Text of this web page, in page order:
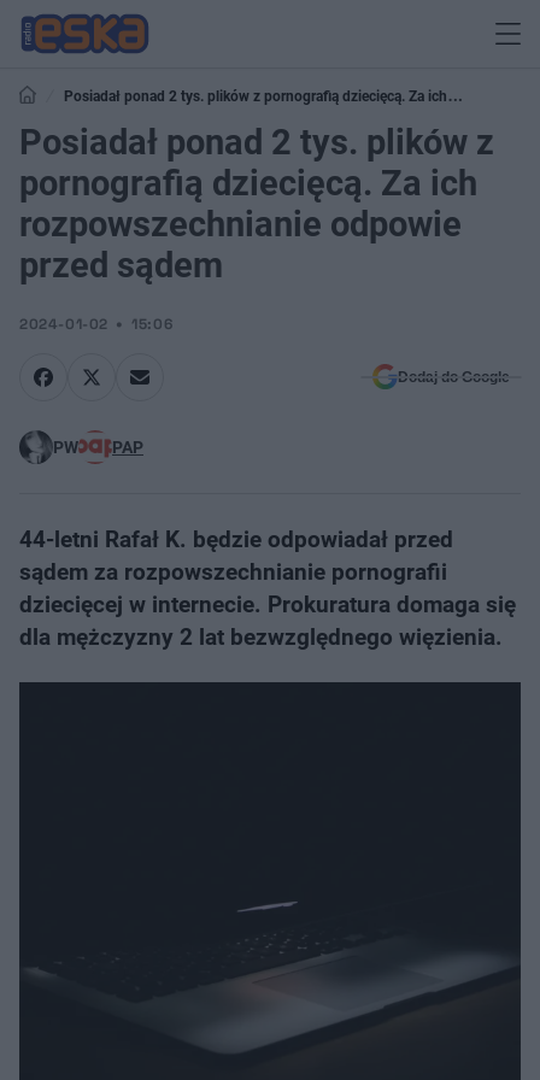
Posiadał ponad 2 tys. plików z pornografią dziecięcą. Za ich
rozpowszechnianie odpowie przed sądem
Posiadał ponad 2 tys. plików z
pornografią dziecięcą. Za ich
rozpowszechnianie odpowie
przed sądem
2024-01-02 15:06
Dodaj do Google
PW PAP
44-letni Rafał K. będzie odpowiadał przed
sądem za rozpowszechnianie pornografii
dziecięcej w internecie. Prokuratura domaga się
dla mężczyzny 2 lat bezwzględnego więzienia.